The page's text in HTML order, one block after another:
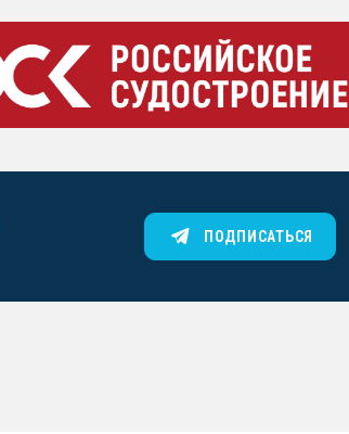
ПОДПИСАТЬСЯ